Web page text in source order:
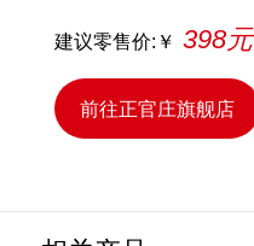
建议零售价:￥ 398元
前往正官庄旗舰店